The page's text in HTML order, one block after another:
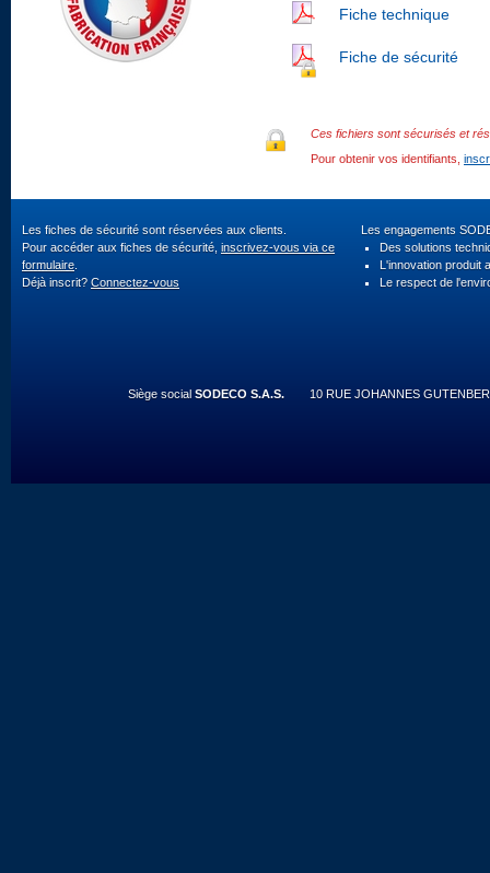
Fiche technique
Fiche de sécurité
Ces fichiers sont sécurisés et
Pour obtenir vos identifiants,
Les fiches de sécurité sont réservées aux clients.
Pour accéder aux fiches de sécurité, inscrivez-vous via ce
formulaire
Déjà inscrit? Connectez-vous
Les engagements
Des solutions
L'innovation produit
Le respect de
Siège social SODECO S.A.S. 10 RUE JOHANNES